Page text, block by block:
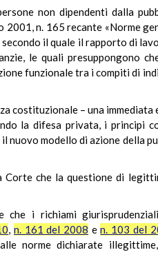
non dipendenti dalla
n. 165 recante «Norme
il quale il rapporto di
le quali presuppongono
funzionale tra i compiti di
costituzionale – una
la difesa privata, i principi
nuovo modello di azione della
Corte che la questione di
i richiami
,n. 161 del 2008 en. 103 del
norme dichiarate